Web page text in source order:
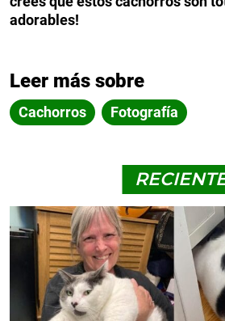
adorables!
Leer más sobre
Cachorros Fotografía